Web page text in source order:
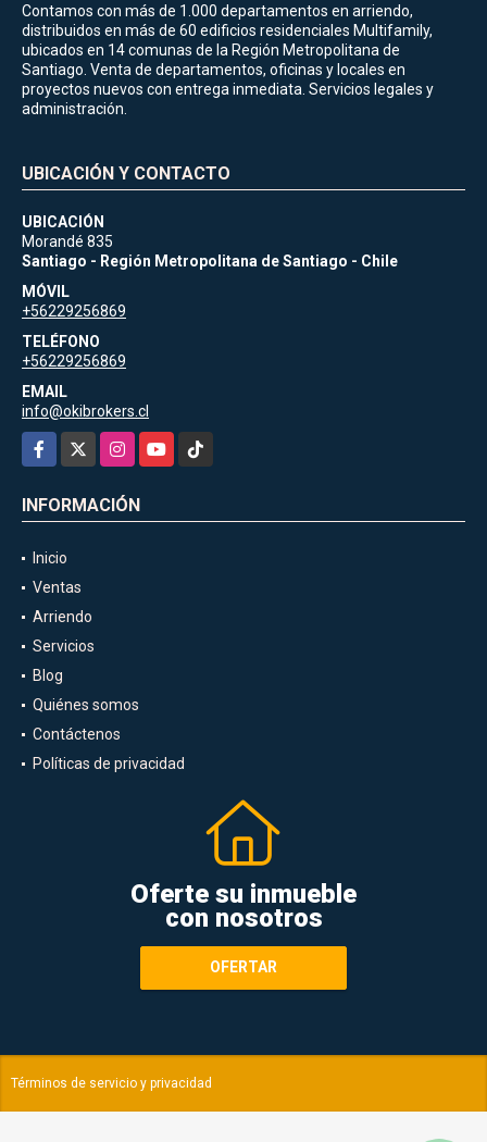
Contamos con más de 1.000 departamentos en arriendo,
distribuidos en más de 60 edificios residenciales Multifamily,
ubicados en 14 comunas de la Región Metropolitana de
Santiago. Venta de departamentos, oficinas y locales en
proyectos nuevos con entrega inmediata. Servicios legales y
administración.
UBICACIÓN Y CONTACTO
UBICACIÓN
Morandé 835
Santiago - Región Metropolitana de Santiago - Chile
MÓVIL
+56229256869
TELÉFONO
+56229256869
EMAIL
info@okibrokers.cl
Facebook
InstagramYouTubeTikTok
INFORMACIÓN
Inicio
Ventas
Arriendo
Servicios
Blog
Quiénes somos
Contáctenos
Políticas de privacidad
Oferte su inmueble
con nosotros
OFERTAR
Términos de servicio y privacidad